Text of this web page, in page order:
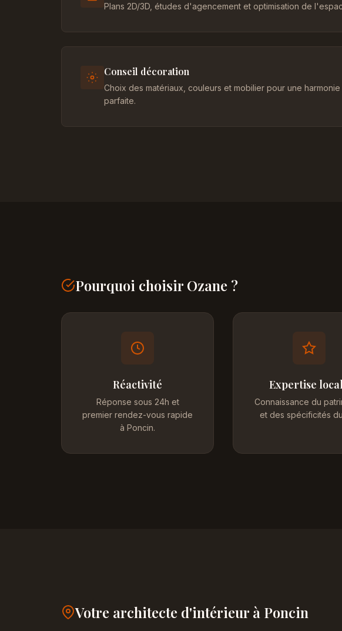
Plans 2D/3D, études d'agencement et optimisation de
Conseil décoration
Choix des matériaux, couleurs et mobilier pour une harmonie
parfaite.
Pourquoi choisir Ozane ?
Réactivité
Réponse sous 24h et
premier rendez-vous rapide
à Poncin.
Expertise
Connaissance du
et des spécificités
Votre architecte d'intérieur à Poncin